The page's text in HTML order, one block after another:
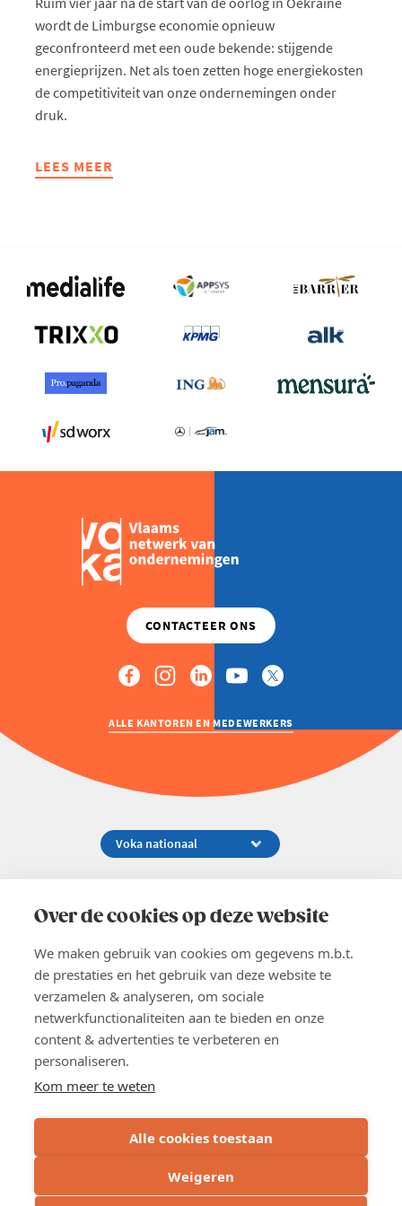
Over de cookies op deze website
We maken gebruik van cookies om gegevens m.b.t.
de prestaties en het gebruik van deze website te
verzamelen & analyseren, om sociale
netwerkfunctionaliteiten aan te bieden en onze
content & advertenties te verbeteren en
personaliseren.
Kom meer te weten
Alle cookies toestaan
Weigeren
wordt de Limburgse economie opnieuw
geconfronteerd met een oude bekende: stijgende
energieprijzen. Net als toen zetten hoge energiekosten
de competitiviteit van onze ondernemingen onder
druk.
LEES MEER
ABOUT
LIMBURGSE
ECONOMIE”
ALLE KANTOREN EN MEDEWERKERS
02 229 81 11
EN
Word lid
Voka 2026
Privacyverklaring
Cookie verklaring